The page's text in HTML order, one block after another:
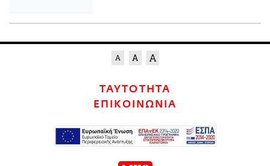
ΤΑΥΤΟΤΗΤΑ
ΕΠΙΚΟΙΝΩΝΙΑ